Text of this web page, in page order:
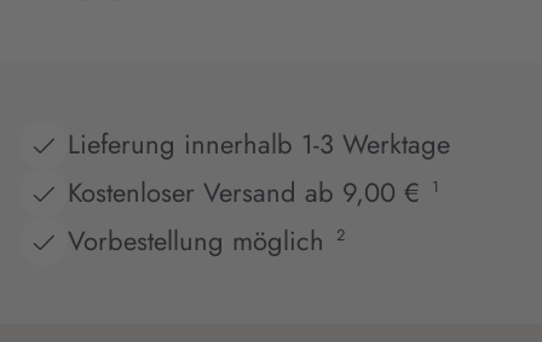
Lieferung innerhalb 1-3 Werktage
Kostenloser Versand ab 9,00 €
1
Vorbestellung möglich 2